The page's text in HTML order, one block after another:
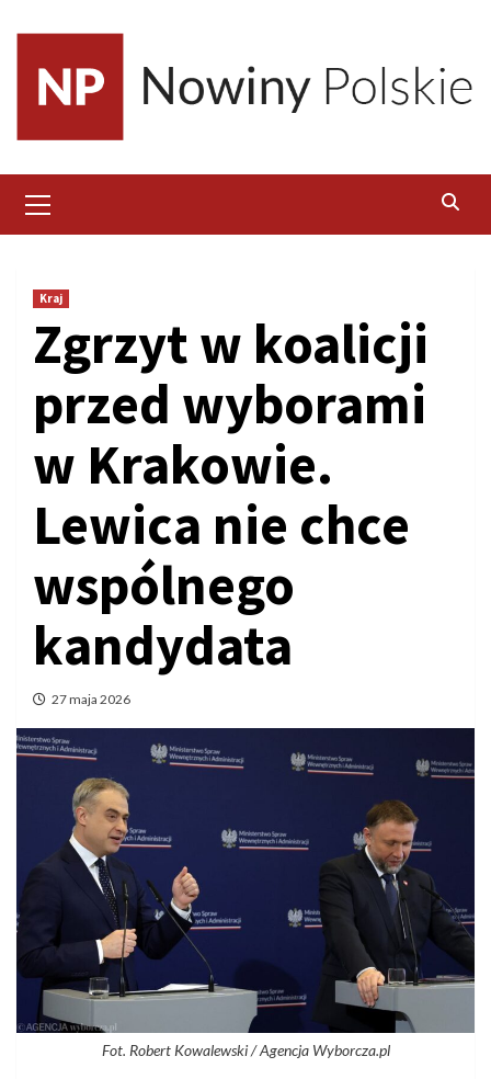
content
Menu
Kraj
Zgrzyt w koalicji
przed wyborami
w Krakowie.
Lewica nie chce
wspólnego
kandydata
27 maja 2026
Fot. Robert Kowalewski / Agencja Wyborcza.pl